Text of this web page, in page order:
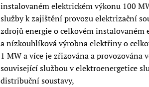
instalovaném elektrickém výkonu 100
služby k zajištění provozu elektrizační
zdrojů energie o celkovém instalovaném
a nízkouhlíková výrobna elektřiny o
1 MW a více je zřizována a provozována
související službou v elektroenergetice
distribuční soustavy,